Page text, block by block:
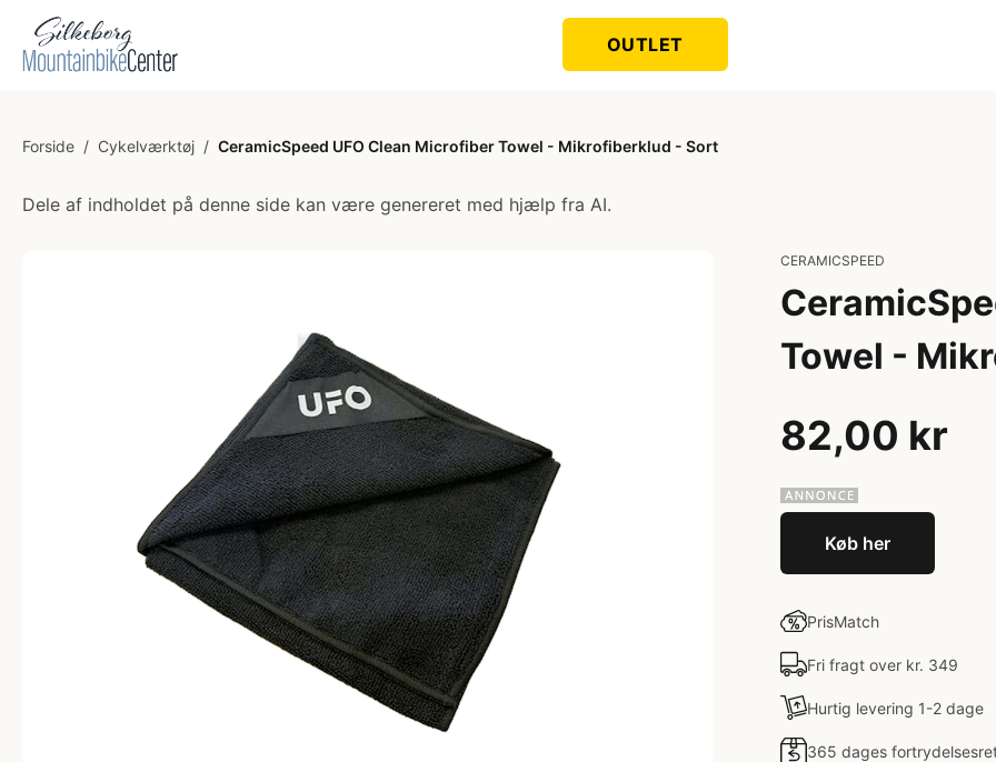
OUTLET
Forside / Cykelværktøj / CeramicSpeed UFO Clean Microfiber Towel - Mikrofiberklud - Sort
Dele af indholdet på denne side kan være genereret med hjælp fra AI.
CERAMICSPEED
Towel -
82,00 kr
Køb her
PrisMatch
Fri fragt over kr. 349
Hurtig levering 1-2 dage
365 dages